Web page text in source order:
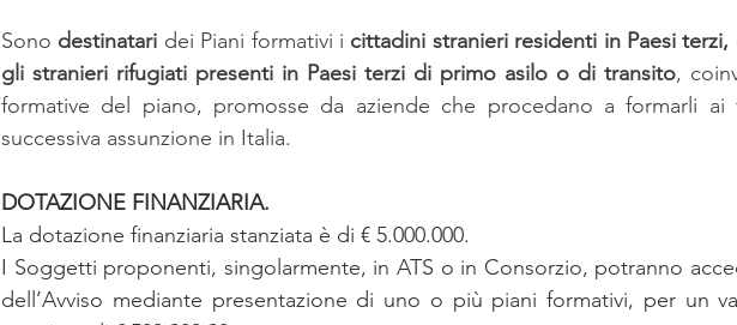
Sono destinatari dei Piani formativi i cittadini stranieri residenti in Paesi
gli stranieri rifugiati presenti in Paesi terzi di primo asilo o di transito,
formative del piano, promosse da aziende che procedano a formarli
successiva assunzione in Italia.
DOTAZIONE FINANZIARIA.
La dotazione finanziaria stanziata è di € 5.000.000.
I Soggetti proponenti, singolarmente, in ATS o in Consorzio, potranno
dell’Avviso mediante presentazione di uno o più piani formativi, per un